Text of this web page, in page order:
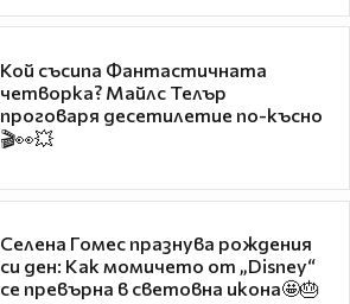
Кой съсипа Фантастичната
четворка? Майлс Телър
проговаря десетилетие по-късно
🎬👀💥
Селена Гомес празнува рождения
си ден: Как момичето от „Disney“
се превърна в световна икона🤩🎂